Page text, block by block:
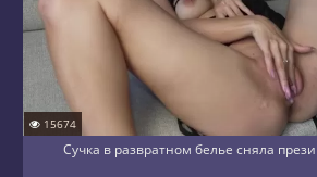
15674
Сучка в развратном белье сняла